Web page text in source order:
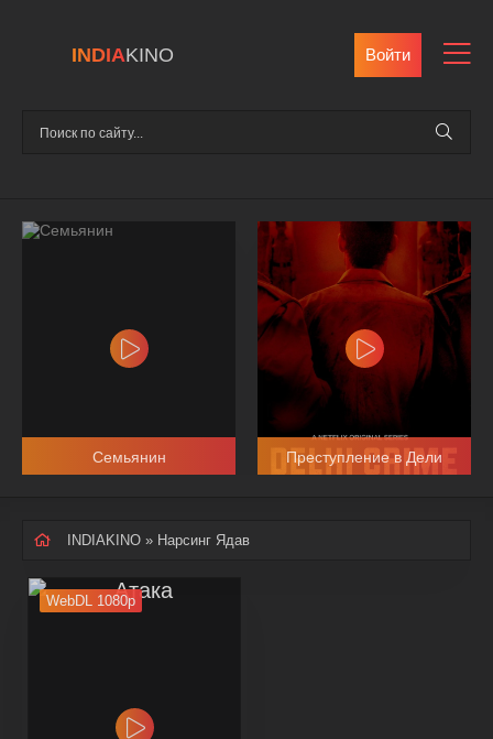
INDIAKINO Войти
Семьянин Преступление в Дели
INDIAKINO » Нарсинг Ядав
WebDL 1080p